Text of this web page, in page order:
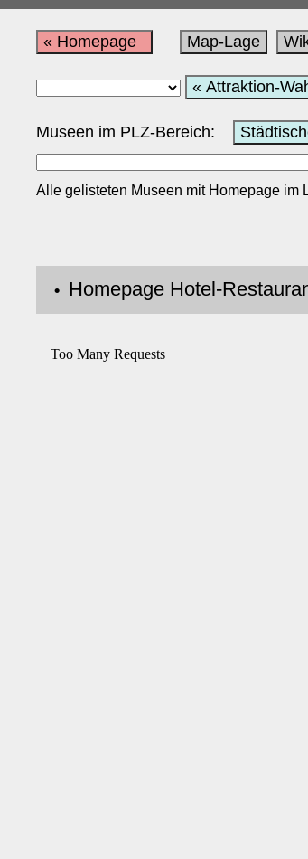
« Homepage Map-Lage
« Attraktion-
Museen im PLZ-Bereich:
Alle gelisteten Museen mit Homepage im
• Homepage Hotel-